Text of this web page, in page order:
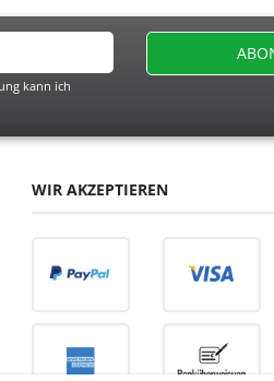
kann ich
WIR AKZEPTIEREN